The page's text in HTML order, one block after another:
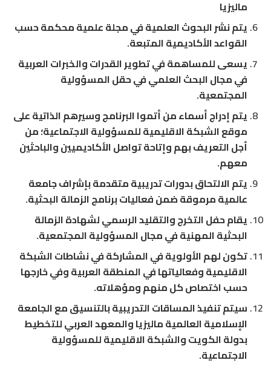
ماليزيا
يتم نشر البحوث العلمية في مجلة علمية محكمة حسب
القواعد الأكاديمية المتبعة.
يسعى للمساهمة في تطوير القدرات والخبرات العربية
في مجال البحث العلمي في حقل المسؤولية
المجتمعية.
يتم إدراج أسماء من أتموا البرنامج وسيرهم الذاتية على
موقع الشبكة الاقليمية للمسؤولية الاجتماعية؛ من
أجل التعريف بهم وإتاحة تواصل الأكاديميين والباحثين
معهم.
يتم الالتحاق بدورات تدريبية متقدمة بإشراف جامعة
عالمية مرموقة ضمن فعاليات برنامج الزمالة البحثية.
يقام حفل التخرج والتقليد الرسمي لشهادة الزمالة
البحثية المهنية في مجال المسؤولية المجتمعية.
تكون لهم الأولوية في المشاركة في نشاطات الشبكة
الاقليمية وفعالياتها في المنطقة العربية وفي خارجها
حسب اختصاص كل منهم ومؤهلاته.
سيتم تنفيذ المساقات التدريبية بالتنسيق مع الجامعة
الإسلامية العالمية ماليزيا والمعهد العربي للتخطيط
بدولة الكويت والشبكة الاقليمية للمسؤولية
الاجتماعية.